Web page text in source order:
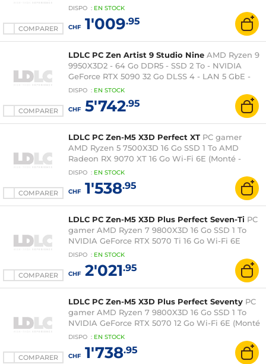
COMPARER
non monté)
DISPO : EN STOCK
CHF1'009.95
COMPARER
LDLC PC Zen Artist 9 Studio Nine AMD Ryzen 9
9950X3D2 - 64 Go DDR5 - SSD 2 To - NVIDIA
GeForce RTX 5090 32 Go DLSS 4 - LAN 5 GbE -
Wi-Fi 7 (Monté - Windows 11 en version d'essai)
DISPO : EN STOCK
CHF5'742.95
COMPARER
LDLC PC Zen-M5 X3D Perfect XT PC gamer
AMD Ryzen 5 7500X3D 16 Go SSD 1 To AMD
Radeon RX 9070 XT 16 Go Wi-Fi 6E (Monté -
Windows 11 en version d'essai)
DISPO : EN STOCK
CHF1'538.95
COMPARER
LDLC PC Zen-M5 X3D Plus Perfect Seven-Ti PC
gamer AMD Ryzen 7 9800X3D 16 Go SSD 1 To
NVIDIA GeForce RTX 5070 Ti 16 Go Wi-Fi 6E
(Monté - Windows 11 en version d'essai)
DISPO : EN STOCK
CHF2'021.95
COMPARER
LDLC PC Zen-M5 X3D Plus Perfect Seventy PC
gamer AMD Ryzen 7 9800X3D 16 Go SSD 1 To
NVIDIA GeForce RTX 5070 12 Go Wi-Fi 6E (Monté
- Windows 11 en version d'essai)
DISPO : EN STOCK
CHF1'738.95